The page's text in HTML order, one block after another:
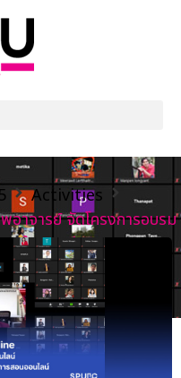
Activities
าจารย์ จัดโครงการอบรม
ลในการเรียนการสอน